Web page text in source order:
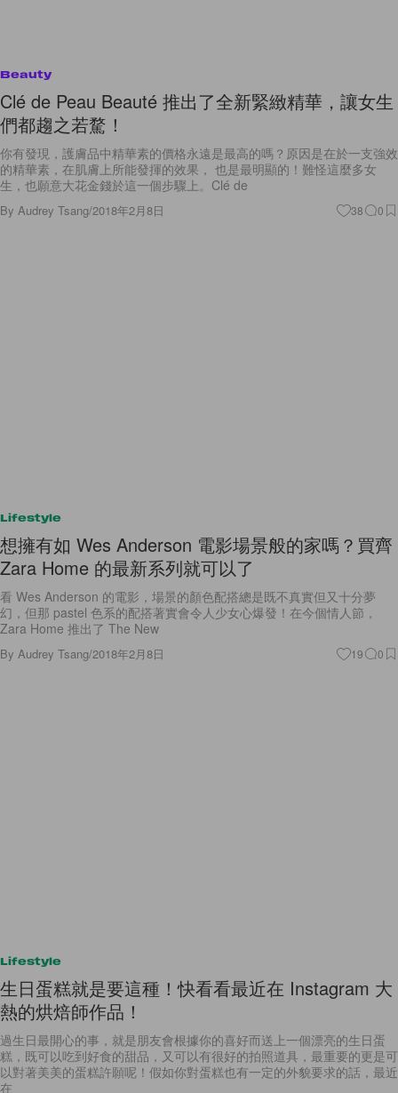
Beauty
Clé de Peau Beauté 推出了全新緊緻精華，讓女生
們都趨之若騖！
你有發現，護膚品中精華素的價格永遠是最高的嗎？原因是在於一支強效
的精華素，在肌膚上所能發揮的效果， 也是最明顯的！難怪這麼多女
生，也願意大花金錢於這一個步驟上。Clé de
By Audrey Tsang/2018年2月8日 38 0
Lifestyle
想擁有如 Wes Anderson 電影場景般的家嗎？買齊
Zara Home 的最新系列就可以了
看 Wes Anderson 的電影，場景的顏色配搭總是既不真實但又十分夢
幻，但那 pastel 色系的配搭著實會令人少女心爆發！在今個情人節，
Zara Home 推出了 The New
By Audrey Tsang/2018年2月8日 19 0
Lifestyle
生日蛋糕就是要這種！快看看最近在 Instagram 大
熱的烘焙師作品！
過生日最開心的事，就是朋友會根據你的喜好而送上一個漂亮的生日蛋
糕，既可以吃到好食的甜品，又可以有很好的拍照道具，最重要的更是可
以對著美美的蛋糕許願呢！假如你對蛋糕也有一定的外貌要求的話，最近
在